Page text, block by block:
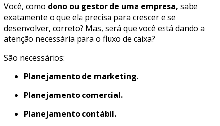
Você, como dono ou gestor de uma empresa, sabe
exatamente o que ela precisa para crescer e se
desenvolver, correto? Mas, será que você está dando a
atenção necessária para o fluxo de caixa?
São necessários:
Planejamento de marketing.
Planejamento comercial.
Planejamento contábil.